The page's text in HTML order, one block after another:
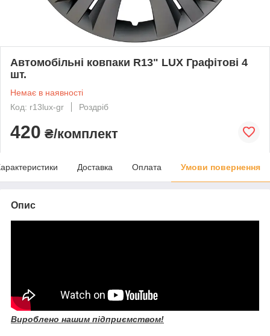
Автомобільні ковпаки R13" LUX Графітові 4
шт.
Немає в наявності
Код: r13lux-gr
Роздріб
420 ₴/комплект
Доставка Оплата Умови повернення
Опис
Вироблено нашим підприємством!